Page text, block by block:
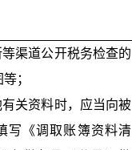
渠道公开税务检查的
；
关资料时，应当向被
写《调取账簿资料清